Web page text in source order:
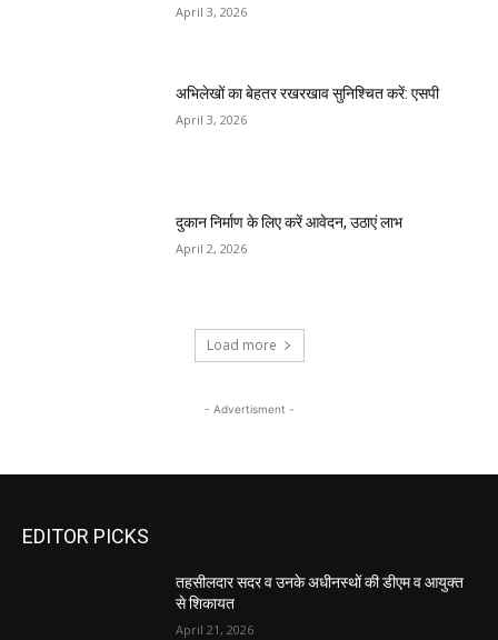
April 3, 2026
अभिलेखों का बेहतर रखरखाव सुनिश्चित करें: एसपी
April 3, 2026
दुकान निर्माण के लिए करें आवेदन, उठाएं लाभ
April 2, 2026
Load more
- Advertisment -
EDITOR PICKS
तहसीलदार सदर व उनके अधीनस्थों की डीएम व आयुक्त
से शिकायत
April 21, 2026